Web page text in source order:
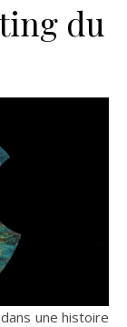
du
une histoire